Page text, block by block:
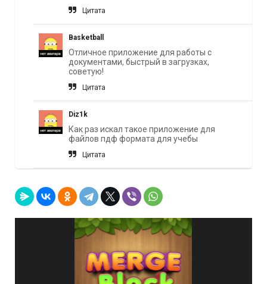
Цитата
Basketball
Отличное приложение для работы с
документами, быстрый в загрузках,
советую!
Цитата
Diz1k
Как раз искал такое приложение для
файлов пдф формата для учебы
Цитата